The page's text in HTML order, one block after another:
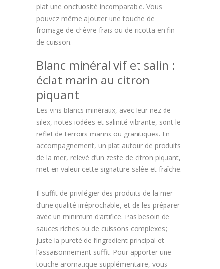
plat une onctuosité incomparable. Vous
pouvez même ajouter une touche de
fromage de chèvre frais ou de ricotta en fin
de cuisson.
Blanc minéral vif et salin :
éclat marin au citron
piquant
Les vins blancs minéraux, avec leur nez de
silex, notes iodées et salinité vibrante, sont le
reflet de terroirs marins ou granitiques. En
accompagnement, un plat autour de produits
de la mer, relevé d’un zeste de citron piquant,
met en valeur cette signature salée et fraîche.
Il suffit de privilégier des produits de la mer
d’une qualité irréprochable, et de les préparer
avec un minimum d’artifice. Pas besoin de
sauces riches ou de cuissons complexes ;
juste la pureté de l’ingrédient principal et
l’assaisonnement suffit. Pour apporter une
touche aromatique supplémentaire, vous